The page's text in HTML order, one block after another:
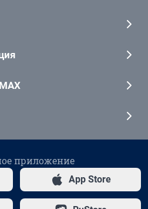
приложение
App Store